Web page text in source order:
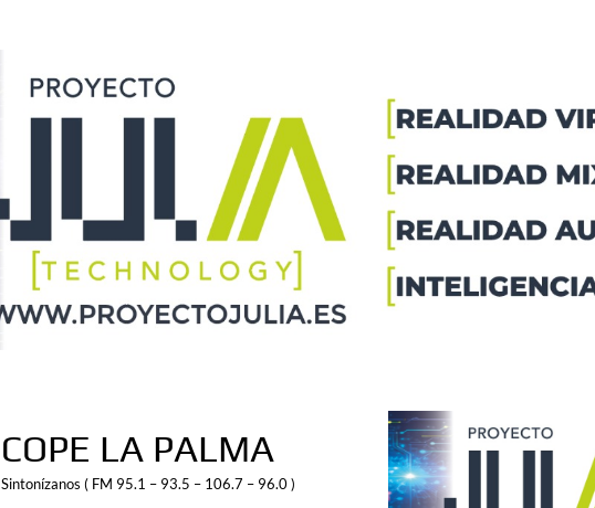
COPE LA PALMA
Sintonízanos ( FM 95.1 – 93.5 – 106.7 – 96.0 )